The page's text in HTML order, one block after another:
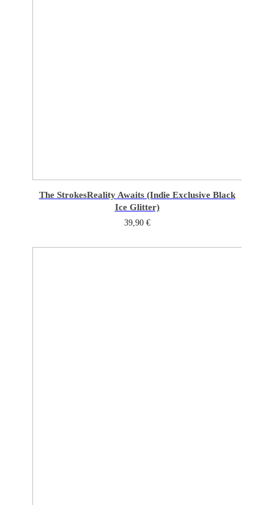
The StrokesReality Awaits (Indie Exclusive Black
Ice Glitter)
39,90 €